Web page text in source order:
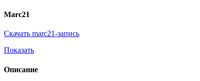
Marc21
Скачать marc21-запись
Показать
Описание